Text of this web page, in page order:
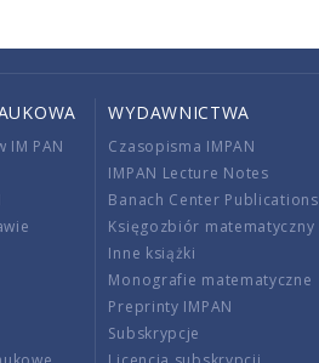
IM PAN
WYDAWNICTWA
Czasopisma IMPAN
IMPAN Lecture Notes
Banach Center Publications
Księgozbiór matematyczny
Inne książki
Monografie matematyczne
Preprinty IMPAN
Subskrypcje